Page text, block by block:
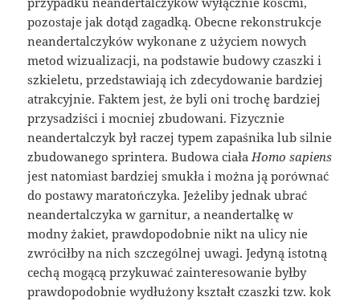
pozostaje jak dotąd zagadką. Obecne rekonstrukcje
neandertalczyków wykonane z użyciem nowych
metod wizualizacji, na podstawie budowy czaszki i
szkieletu, przedstawiają ich zdecydowanie bardziej
atrakcyjnie. Faktem jest, że byli oni trochę bardziej
przysadziści i mocniej zbudowani. Fizycznie
neandertalczyk był raczej typem zapaśnika lub silnie
zbudowanego sprintera. Budowa ciała Homo sapiens
jest natomiast bardziej smukła i można ją porównać
do postawy maratończyka. Jeżeliby jednak ubrać
neandertalczyka w garnitur, a neandertalkę w
modny żakiet, prawdopodobnie nikt na ulicy nie
zwróciłby na nich szczególnej uwagi. Jedyną istotną
cechą mogącą przykuwać zainteresowanie byłby
prawdopodobnie wydłużony kształt czaszki tzw. kok